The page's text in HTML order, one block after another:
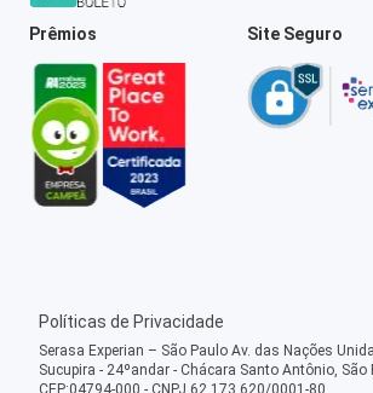
Prêmios Site Seguro
Políticas de Privacidade
Serasa Experian – São Paulo Av. das Nações
Sucupira - 24ºandar - Chácara Santo Antônio, São
CEP:04794-000 - CNPJ 62.173.620/0001-80